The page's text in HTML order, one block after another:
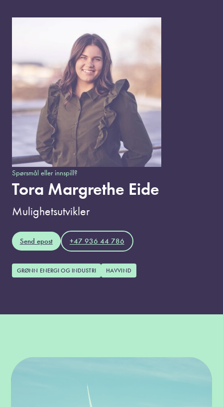
Spørsmål eller innspill?
Tora Margrethe Eide
Mulighetsutvikler
Send epost +47 936 44 786
GRØNN ENERGI OG INDUSTRI HAVVIND